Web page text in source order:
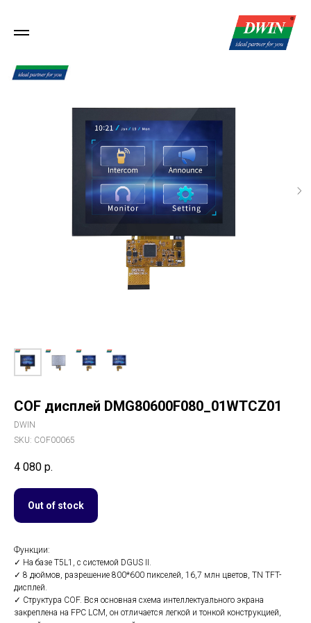
COF дисплей DMG80600F080_01WTCZ01
DWIN
SKU: COF00065
4 080 р.
Out of stock
Функции:
✓ На базе T5L1, с системой DGUS II.
✓ 8 дюймов, разрешение 800*600 пикселей, 16,7 млн цветов, TN TFT-
дисплей.
✓ Структура COF. Вся основная схема интеллектуального экрана
закреплена на FPC LCM, он отличается легкой и тонкой конструкцией,